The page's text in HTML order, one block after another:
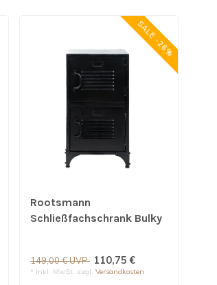
SALE -26%
Rootsmann
Schließfachschrank Bulky
149,00 € UVP 110,75 €
* Inkl. MwSt. zzgl. Versandkosten